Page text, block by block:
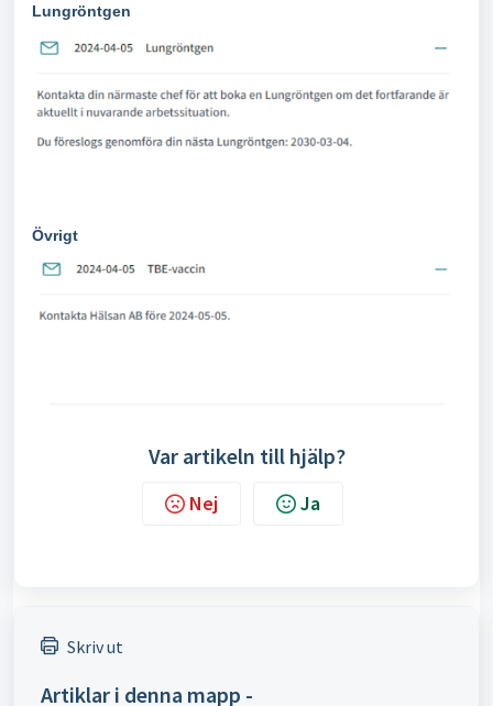
Lungröntgen
Övrigt
Var artikeln till hjälp?
Nej Ja
Skriv ut
Artiklar i denna mapp -